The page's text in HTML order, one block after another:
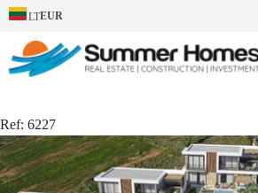
LTEUR
Ref: 6227